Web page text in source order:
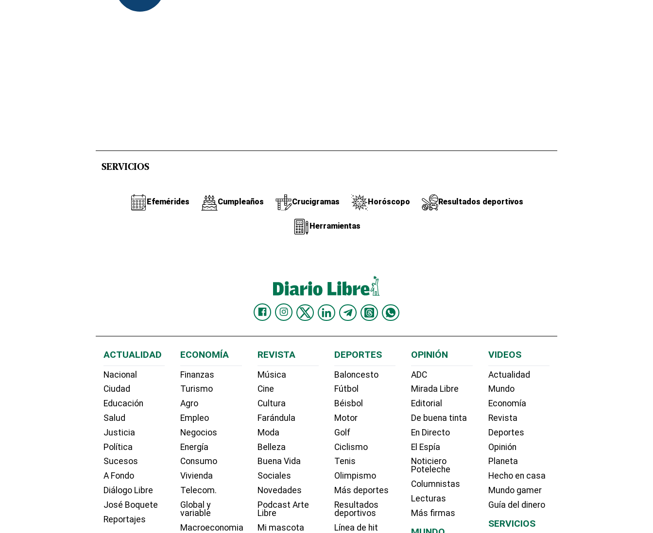
SERVICIOS
Efemérides Cumpleaños Crucigramas Horóscopo Resultados deportivos
Herramientas
ACTUALIDAD
Nacional
Ciudad
Educación
Salud
Justicia
Política
Sucesos
A Fondo
Diálogo Libre
José Boquete
Reportajes
ECONOMÍA
Finanzas
Turismo
Agro
Empleo
Negocios
Energía
Consumo
Vivienda
Telecom.
Global y
variable
Macroeconomia
REVISTA
Música
Cine
Cultura
Farándula
Moda
Belleza
Buena Vida
Sociales
Novedades
Podcast Arte
Libre
Mi mascota
DEPORTES
Baloncesto
Fútbol
Béisbol
Motor
Golf
Ciclismo
Tenis
Olimpismo
Más deportes
Resultados
deportivos
Línea de hit
OPINIÓN
ADC
Mirada Libre
Editorial
De buena tinta
En Directo
El Espía
Noticiero
Poteleche
Columnistas
Lecturas
Más firmas
VIDEOS
Actualidad
Mundo
Economía
Revista
Deportes
Opinión
Planeta
Hecho en casa
Mundo gamer
Guía del dinero
SERVICIOS